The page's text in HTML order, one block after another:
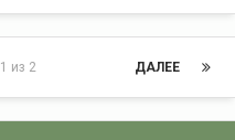
ДАЛЕЕ
из 2